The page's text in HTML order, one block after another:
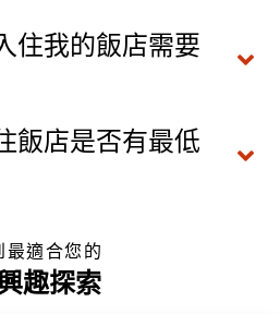
住我的飯店需要
飯店是否有最低
最適合您的
趣探索